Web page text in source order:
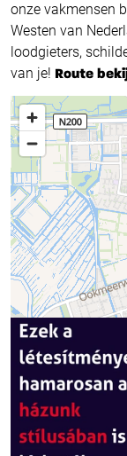
onze vakmensen
Westen van
loodgieters,
van je! Route